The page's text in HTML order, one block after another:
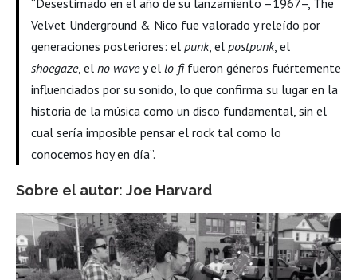
“Desestimado en el año de su lanzamiento –1967–, The
Velvet Underground & Nico fue valorado y releído por
generaciones posteriores: el punk, el postpunk, el
shoegaze, el no wavey el lo-fifueron géneros fuértemente
influenciados por su sonido, lo que confirma su lugar en la
historia de la música como un disco fundamental, sin el
cual sería imposible pensar el rock tal como lo
conocemos hoy en día”.
Sobre el autor: Joe Harvard